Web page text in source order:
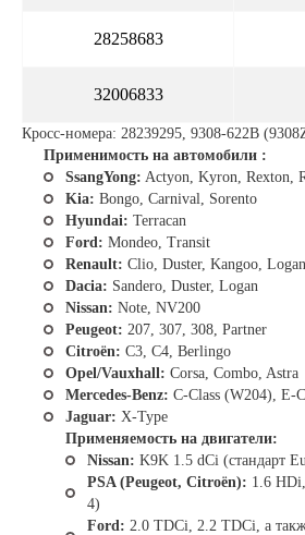
28258683
32006833
Кросс-номера: 28239295, 9308-622B
Применимость на автомобили :
SsangYong: Actyon, Kyron, Rexton,
Kia: Bongo, Carnival, Sorento
Hyundai: Terracan
Ford: Mondeo, Transit
Renault: Clio, Duster, Kangoo,
Dacia: Sandero, Duster, Logan
Nissan: Note, NV200
Peugeot: 207, 307, 308, Partner
Citroën: C3, C4, Berlingo
Opel/Vauxhall: Corsa, Combo, Astra
Mercedes-Benz: C-Class (W204), E-
Jaguar: X-Type
Применяемость на двигатели:
Nissan: K9K 1.5 dCi (стандарт
PSA (Peugeot, Citroën): 1.6
4)
Ford: 2.0 TDCi, 2.2 TDCi, а